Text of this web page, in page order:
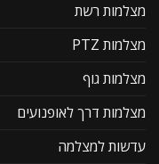
מצלמות רשת
מצלמות PTZ
מצלמות גוף
מצלמות דרך לאופנועים
עדשות למצלמה